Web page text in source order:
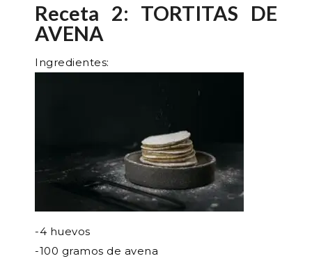
Receta 2: TORTITAS DE
AVENA
Ingredientes:
-4 huevos
-100 gramos de avena